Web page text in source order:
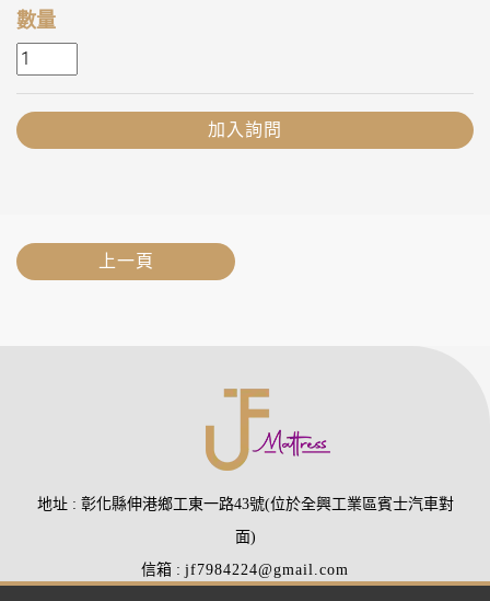
數量
加入詢問
上一頁
地址
彰化縣伸港鄉工東一路43號(位於全興工業區賓士汽車對
面)
信箱
jf7984224@gmail.com